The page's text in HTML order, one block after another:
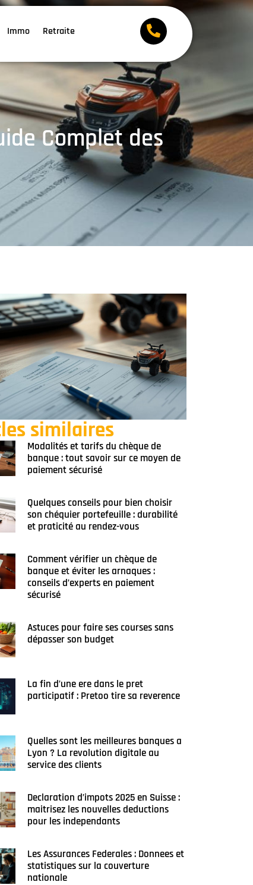
Immo Retraite
Complet des
similaires
Modalités et tarifs du chèque de
banque : tout savoir sur ce moyen de
paiement sécurisé
Quelques conseils pour bien choisir
son chéquier portefeuille : durabilité
et praticité au rendez-vous
Comment vérifier un chèque de
banque et éviter les arnaques :
conseils d’experts en paiement
sécurisé
Astuces pour faire ses courses sans
dépasser son budget
La fin d’une ere dans le pret
participatif : Pretoo tire sa reverence
Quelles sont les meilleures banques a
Lyon ? La revolution digitale au
service des clients
Declaration d’impots 2025 en Suisse :
maitrisez les nouvelles deductions
pour les independants
Les Assurances Federales : Donnees et
statistiques sur la couverture
nationale